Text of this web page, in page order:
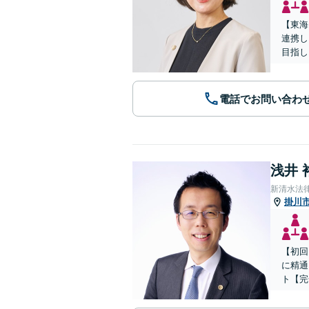
【東
連携
目指
電話でお問い合わ
浅井
新清水法
掛川
【初
に精
ト【